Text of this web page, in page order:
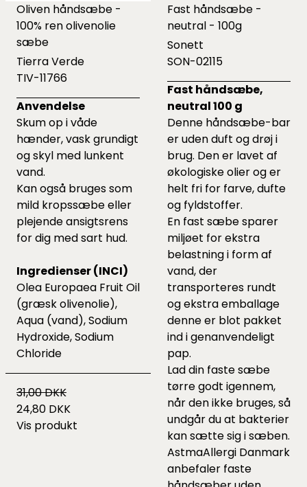
Oliven håndsæbe -
100% ren olivenolie
sæbe
Tierra Verde
TIV-11766
Anvendelse
Skum op i våde
hænder, vask grundigt
og skyl med lunkent
vand.
Kan også bruges som
mild kropssæbe eller
plejende ansigtsrens
for dig med sart hud.
Ingredienser (INCI)
Olea Europaea Fruit Oil
(græsk olivenolie),
Aqua (vand), Sodium
Hydroxide, Sodium
Chloride
31,00 DKK
24,80 DKK
Vis produkt
Fast håndsæbe -
neutral - 100g
Sonett
SON-02115
Fast håndsæbe,
neutral 100 g
Denne håndsæbe-bar
er uden duft og drøj i
brug. Den er lavet af
økologiske olier og er
helt fri for farve, dufte
og fyldstoffer.
En fast sæbe sparer
miljøet for ekstra
belastning i form af
vand, der
transporteres rundt
og ekstra emballage
denne er blot pakket
ind i genanvendeligt
pap.
Lad din faste sæbe
tørre godt igennem,
når den ikke bruges, så
undgår du at bakterier
kan sætte sig i sæben.
AstmaAllergi Danmark
anbefaler faste